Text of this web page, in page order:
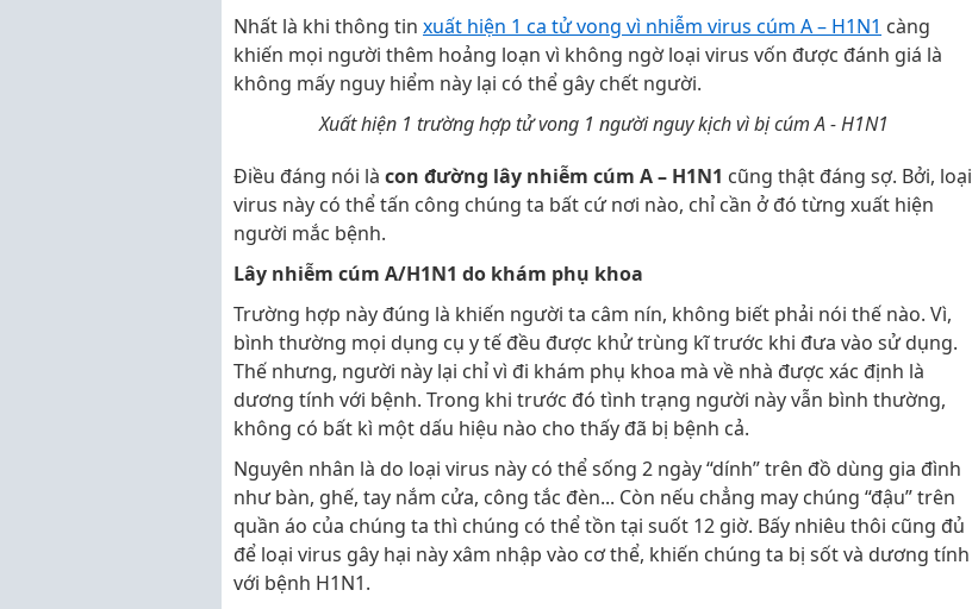
Nhất là khi thông tin xuất hiện 1 ca tử vong vì nhiễm virus cúm A – H1N1 càng
khiến mọi người thêm hoảng loạn vì không ngờ loại virus vốn được đánh giá là
không mấy nguy hiểm này lại có thể gây chết người.
Xuất hiện 1 trường hợp tử vong 1 người nguy kịch vì bị cúm A - H1N1
Điều đáng nói là con đường lây nhiễm cúm A – H1N1 cũng thật đáng sợ. Bởi, loại
virus này có thể tấn công chúng ta bất cứ nơi nào, chỉ cần ở đó từng xuất hiện
người mắc bệnh.
Lây nhiễm cúm A/H1N1 do khám phụ khoa
Trường hợp này đúng là khiến người ta câm nín, không biết phải nói thế nào. Vì,
bình thường mọi dụng cụ y tế đều được khử trùng kĩ trước khi đưa vào sử dụng.
Thế nhưng, người này lại chỉ vì đi khám phụ khoa mà về nhà được xác định là
dương tính với bệnh. Trong khi trước đó tình trạng người này vẫn bình thường,
không có bất kì một dấu hiệu nào cho thấy đã bị bệnh cả.
Nguyên nhân là do loại virus này có thể sống 2 ngày “dính” trên đồ dùng gia đình
như bàn, ghế, tay nắm cửa, công tắc đèn... Còn nếu chẳng may chúng “đậu” trên
quần áo của chúng ta thì chúng có thể tồn tại suốt 12 giờ. Bấy nhiêu thôi cũng đủ
để loại virus gây hại này xâm nhập vào cơ thể, khiến chúng ta bị sốt và dương tính
với bệnh H1N1.